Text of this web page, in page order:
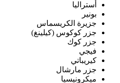
أستراليا
بونير
جزيرة الكريسماس
جزر كوكوس (كيلينغ)
جزر كوك
فيجي
كيريباتي
جزر مارشال
ميكرونيسيا